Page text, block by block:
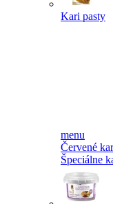
Kari pasty
menu
Červené
Špeciálne